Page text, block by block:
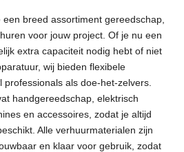
breed assortiment gereedschap,
voor jouw project. Of je nu een
extra capaciteit nodig hebt of niet
wij bieden flexibele
als doe-het-zelvers.
handgereedschap, elektrisch
en accessoires, zodat je altijd
Alle verhuurmaterialen zijn
en klaar voor gebruik, zodat